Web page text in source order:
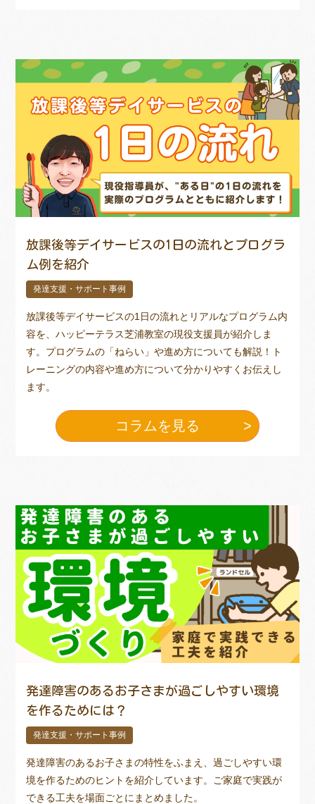
放課後等デイサービスの1日の流れとプログラ
ム例を紹介
発達支援・サポート事例
放課後等デイサービスの1日の流れとリアルなプログラム内
容を、ハッピーテラス芝浦教室の現役支援員が紹介しま
す。プログラムの「ねらい」や進め方についても解説！ト
レーニングの内容や進め方について分かりやすくお伝えし
ます。
コラムを見る
発達障害のあるお子さまが過ごしやすい環境
を作るためには？
発達支援・サポート事例
発達障害のあるお子さまの特性をふまえ、過ごしやすい環
境を作るためのヒントを紹介しています。ご家庭で実践が
できる工夫を場面ごとにまとめました。